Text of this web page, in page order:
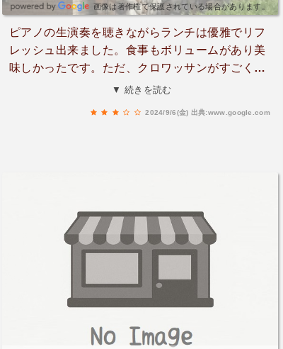
画像は著作権で保護されている場合があります。
ピアノの生演奏を聴きながらランチは優雅でリフ
レッシュ出来ました。食事もボリュームがあり美
味しかったです。ただ、クロワッサンがすごく手
につくし食べにくかったです。今度はご飯で食べ
▼ 続きを読む
2024/9/6(金) 出典:www.google.com